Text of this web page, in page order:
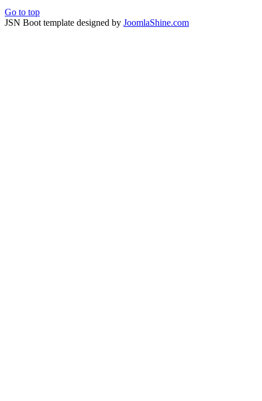
Go to top
JSN Boot template designed by JoomlaShine.com